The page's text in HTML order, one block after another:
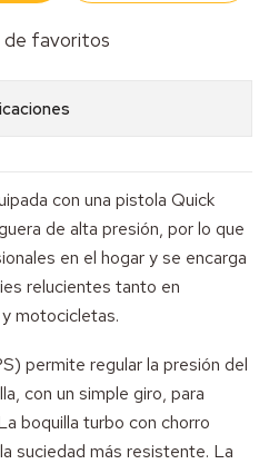
de favoritos
con una pistola Quick
de alta presión, por lo que
en el hogar y se encarga
relucientes tanto en
motocicletas.
permite regular la presión del
con un simple giro, para
boquilla turbo con chorro
suciedad más resistente. La